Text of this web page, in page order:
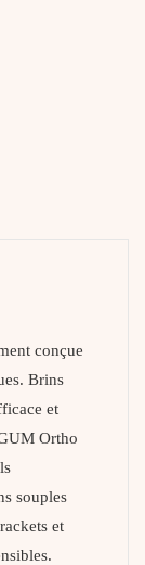
conçue
Brins
et
Ortho
souples
et